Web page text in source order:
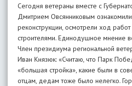
Сегодня ветераны вместе с
Дмитрием Овсянниковым
реконструкции, осмотрели ход
строителями. Единодушное мнение
Член президиума региональной
Иван Князюк: «Считаю, что Парк
«большая стройка», какие были в
отцам, дедам тоже было нелегко.